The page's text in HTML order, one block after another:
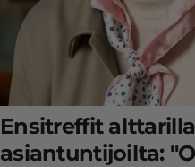
Ensitreffit
asiantuntijoilta: